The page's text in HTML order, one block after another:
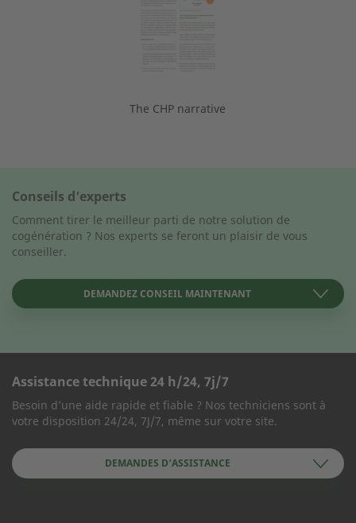
The CHP narrative
Conseils d’experts
Comment tirer le meilleur parti de notre solution de
cogénération ? Nos experts se feront un plaisir de vous
conseiller.
DEMANDEZ CONSEIL MAINTENANT
FORMULAIRE DE CONTACT
Société
Assistance technique 24 h/24, 7j/7
Besoin d’une aide rapide et fiable ? Nos techniciens sont à
votre disposition 24/24, 7J/7, même sur votre site.
DEMANDES D’ASSISTANCE